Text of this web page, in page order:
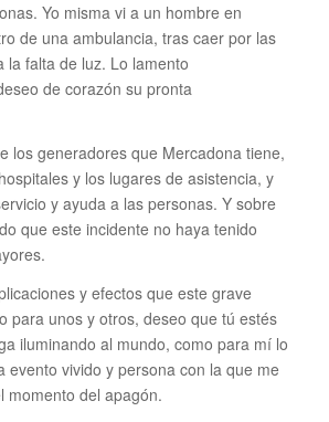
Yo misma vi a un hombre en
de una ambulancia, tras caer por las
la falta de luz. Lo lamento
de corazón su pronta
los generadores que Mercadona tiene,
y los lugares de asistencia, y
y ayuda a las personas. Y sobre
que este incidente no haya tenido
y efectos que este grave
para unos y otros, deseo que tú estés
iluminando al mundo, como para mí lo
evento vivido y persona con la que me
momento del apagón.